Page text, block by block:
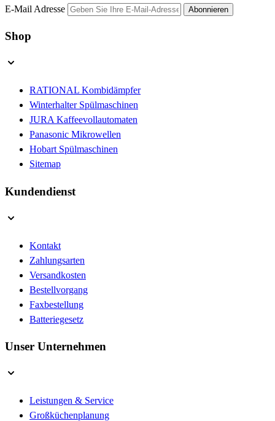
E-Mail Adresse Abonnieren
Shop
RATIONAL Kombidämpfer
Winterhalter Spülmaschinen
JURA Kaffeevollautomaten
Panasonic Mikrowellen
Hobart Spülmaschinen
Sitemap
Kundendienst
Kontakt
Zahlungsarten
Versandkosten
Bestellvorgang
Faxbestellung
Batteriegesetz
Unser Unternehmen
Leistungen & Service
Großküchenplanung